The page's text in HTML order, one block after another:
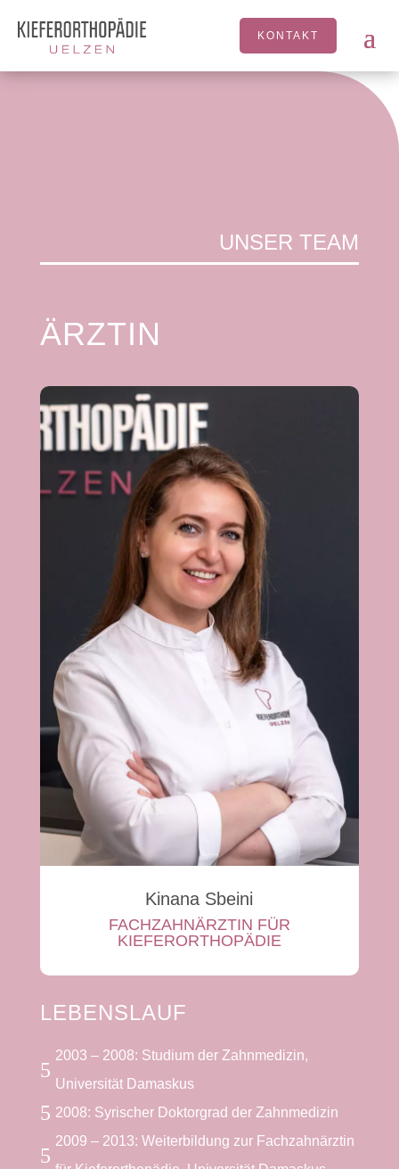
KONTAKT
UNSER TEAM
ÄRZTIN
Kinana Sbeini
FACHZAHNÄRZTIN FÜR
KIEFERORTHOPÄDIE
LEBENSLAUF
5
2003 – 2008: Studium der Zahnmedizin,
Universität Damaskus
5 2008: Syrischer Doktorgrad der Zahnmedizin
5
2009 – 2013: Weiterbildung zur Fachzahnärztin